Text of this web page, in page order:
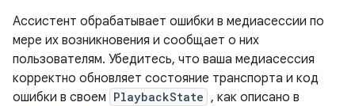
Ассистент обрабатывает ошибки в медиасессии по
мере их возникновения и сообщает о них
пользователям. Убедитесь, что ваша медиасессия
корректно обновляет состояние транспорта и код
ошибки в своем PlaybackState , как описано в